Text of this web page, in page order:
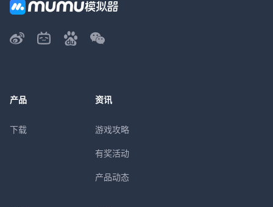
产品
下载
资讯
游戏攻略
有奖活动
产品动态